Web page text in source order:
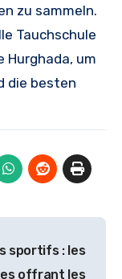
zu sammeln.
Tauchschule
Hurghada, um
die besten
sportifs : les
offrant les